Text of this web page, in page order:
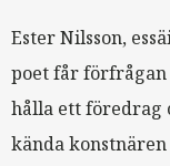
Ester Nilsson,
poet får förfrågan
hålla ett föredrag
kända